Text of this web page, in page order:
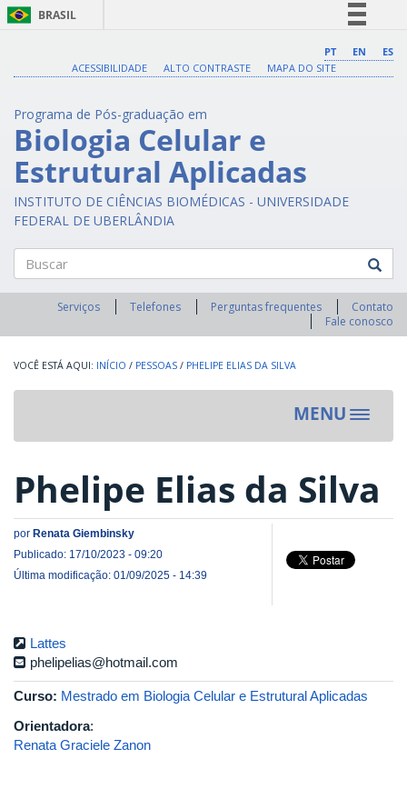
BRASIL
Comunica BR
Legislação
Canais
PT EN
ES
ACESSIBILIDADE
ALTO CONTRASTE MAPA DO SITE
Programa de Pós-graduação em
Biologia Celular e
Estrutural Aplicadas
INSTITUTO DE CIÊNCIAS BIOMÉDICAS - UNIVERSIDADE
FEDERAL DE UBERLÂNDIA
Buscar
Serviços Telefones Perguntas frequentes
Contato
Fale conosco
INÍCIO / PESSOAS / PHELIPE ELIAS DA SILVA
MENU
Toggle
Phelipe Elias da Silva
por Renata Giembinsky
Publicado: 17/10/2023 - 09:20
Última modificação: 01/09/2025 - 14:39
Lattes
phelipelias@hotmail.com
Curso: Mestrado em Biologia Celular e Estrutural Aplicadas
Orientadora:
Renata Graciele Zanon